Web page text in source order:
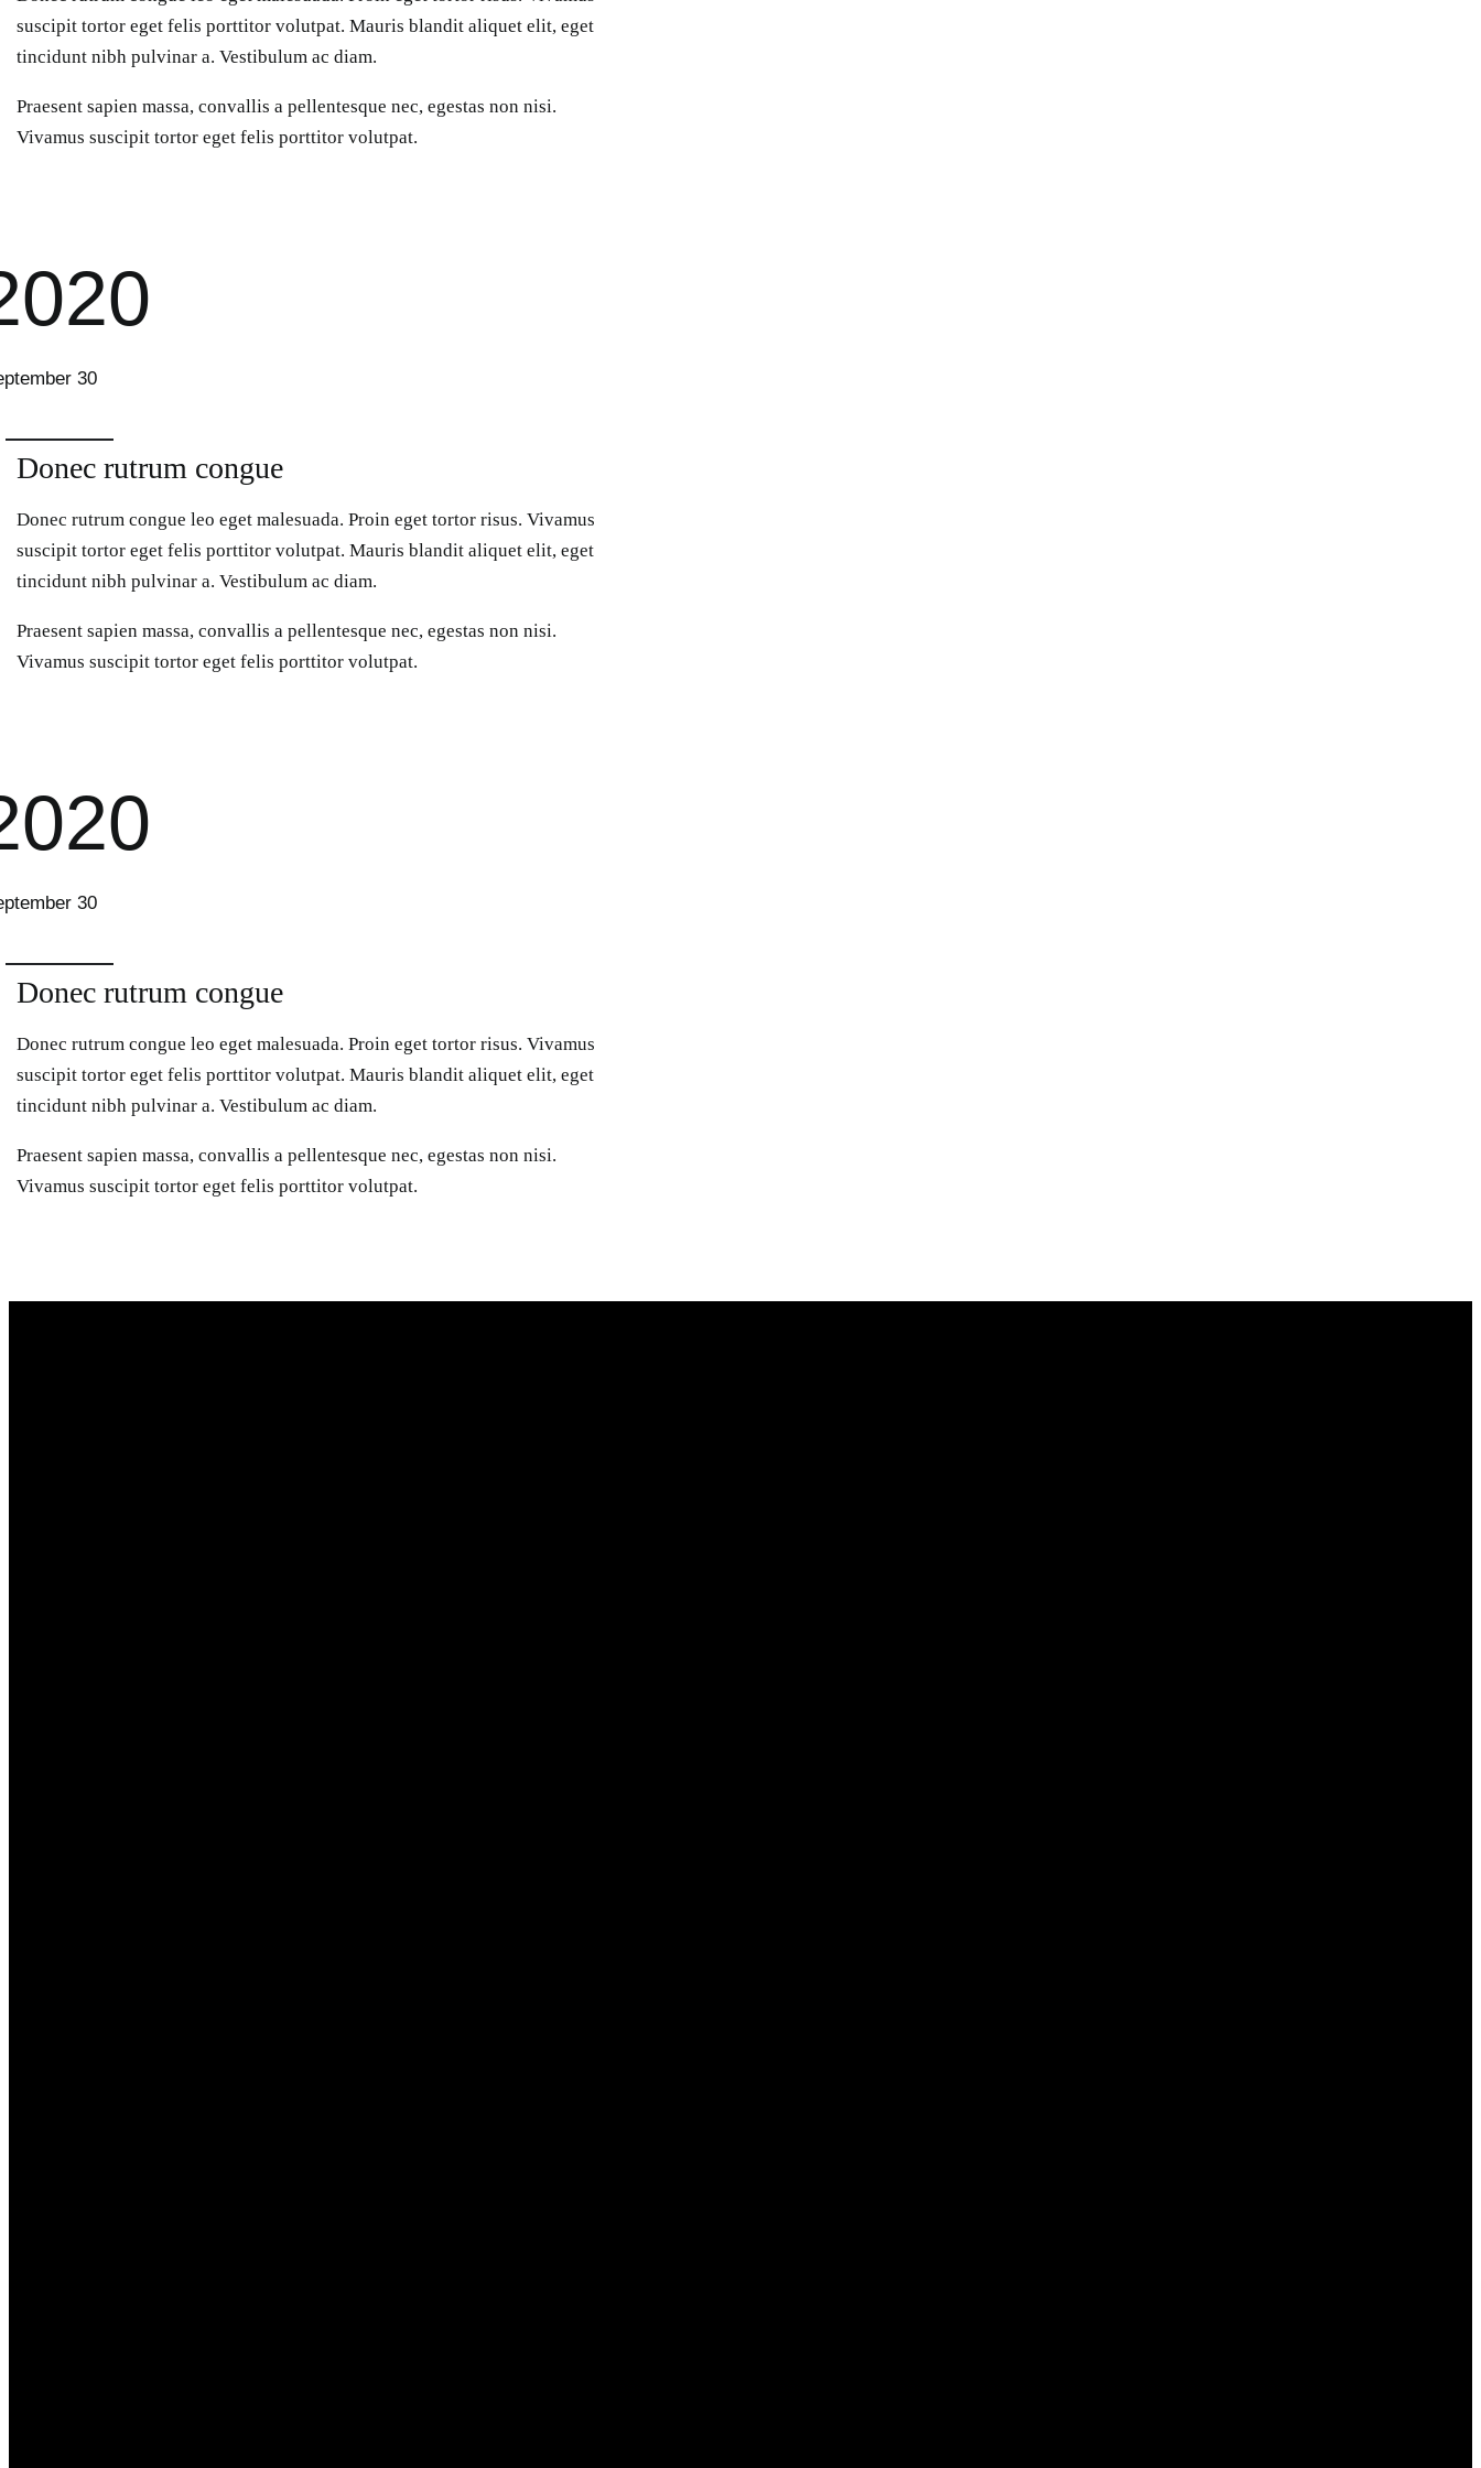
suscipit tortor eget felis porttitor volutpat. Mauris blandit aliquet elit, eget
tincidunt nibh pulvinar a. Vestibulum ac diam.
Praesent sapien massa, convallis a pellentesque nec, egestas non nisi.
Vivamus suscipit tortor eget felis porttitor volutpat.
30
Donec rutrum congue
Donec rutrum congue leo eget malesuada. Proin eget tortor risus. Vivamus
suscipit tortor eget felis porttitor volutpat. Mauris blandit aliquet elit, eget
tincidunt nibh pulvinar a. Vestibulum ac diam.
Praesent sapien massa, convallis a pellentesque nec, egestas non nisi.
Vivamus suscipit tortor eget felis porttitor volutpat.
30
Donec rutrum congue
Donec rutrum congue leo eget malesuada. Proin eget tortor risus. Vivamus
suscipit tortor eget felis porttitor volutpat. Mauris blandit aliquet elit, eget
tincidunt nibh pulvinar a. Vestibulum ac diam.
Praesent sapien massa, convallis a pellentesque nec, egestas non nisi.
Vivamus suscipit tortor eget felis porttitor volutpat.